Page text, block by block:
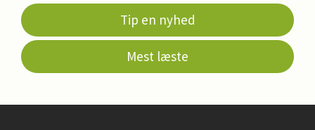
Tip en nyhed
Mest læste